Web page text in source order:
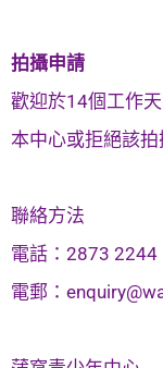
拍攝申請
歡迎於14個工作
本中心或拒絕該拍
聯絡方法
電話：2873 2244
電郵：